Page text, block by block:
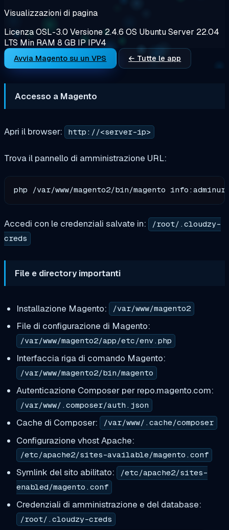
Visualizzazioni di pagina
LicenzaOSL-3.0 Versione 2.4.6 OS Ubuntu Server 22.04
LTS Min RAM 8 GB IP IPV4
Avvia Magento su un VPS ← Tutte le app
Accesso a Magento
Apri il browser: http://<server-ip>
Trova il pannello di amministrazione URL:
Accedi con le credenziali salvate in:
/root/.cloudzy-
creds
File e directory importanti
Installazione Magento: /var/www/magento2
File di configurazione di Magento:
/var/www/magento2/app/etc/env.php
Interfaccia riga di comando Magento:
/var/www/magento2/bin/magento
Autenticazione Composer per repo.magento.com:
/var/www/.composer/auth.json
Cache di Composer: /var/www/.cache/composer
Configurazione vhost Apache:
/etc/apache2/sites-available/magento.conf
Symlink del sito abilitato:
/etc/apache2/sites-
enabled/magento.conf
Credenziali di amministrazione e del database:
/root/.cloudzy-creds